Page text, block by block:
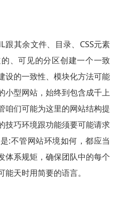
跟其余文件、目录、CSS元素
、可见的分区创建一个一致
设的一致性、模块化方法可能
小型网站，始终到包含成千上
咱们可能为这里的网站结构提
技巧环境跟功能须要可能请求
:不管网站环境如何，都应当
体系规矩，确保团队中的每个
天时用简要的语言。